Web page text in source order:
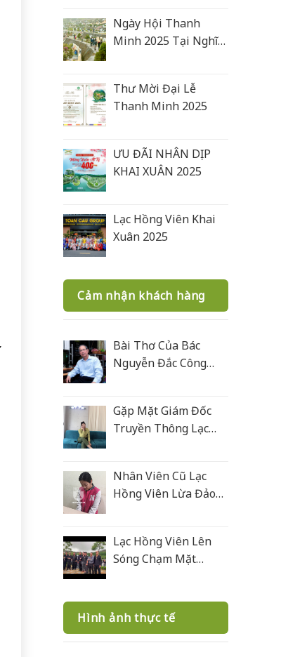
Xanh Rêu Thanh Hoá
Ngày Hội Thanh
Minh 2025 Tại Nghĩa
Thư Mời Đại Lễ
Thanh Minh 2025
ƯU ĐÃI NHÂN DỊP
KHAI XUÂN 2025
Lạc Hồng Viên Khai
Xuân 2025
Cảm nhận khách hàng
Bài Thơ Của Bác
Nguyễn Đắc Công
Gặp Mặt Giám Đốc
Truyền Thông Lạc
Nhân Viên Cũ Lạc
Hồng Viên Lừa Đảo
Lạc Hồng Viên Lên
Sóng Chạm Mặt
Hình ảnh thực tế